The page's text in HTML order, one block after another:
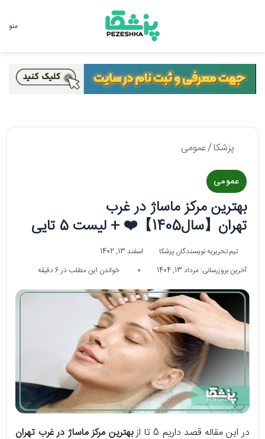
منو
پزشکا/عمومی
عمومی
بهترین مرکز ماساژ در غرب
تهران【سال1405】❤️ + لیست 5 تایی
تیم تحریریه نویسندگان پزشکا
اسفند 13, 1402
آخرین بروزرسانی: مرداد 13, 1404
0 خواندن این مطلب در 6 دقیقه
در این مقاله قصد داریم 5 تا از
بهترین مرکز ماساژ در غرب تهران